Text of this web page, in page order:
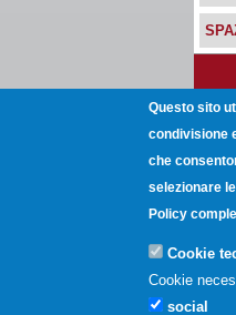
Questo sito
condivisione
che
selezionare
Policy
Cookie
Cookie
social